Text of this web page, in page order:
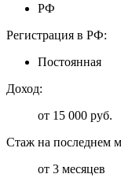
РФ
Регистрация в РФ:
Постоянная
Доход:
от 15 000 руб.
Стаж на последнем
от 3 месяцев